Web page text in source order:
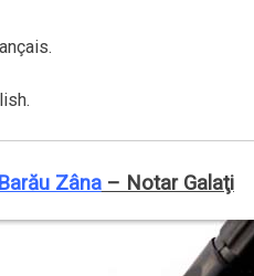
Barău Zâna– Notar Galaţi